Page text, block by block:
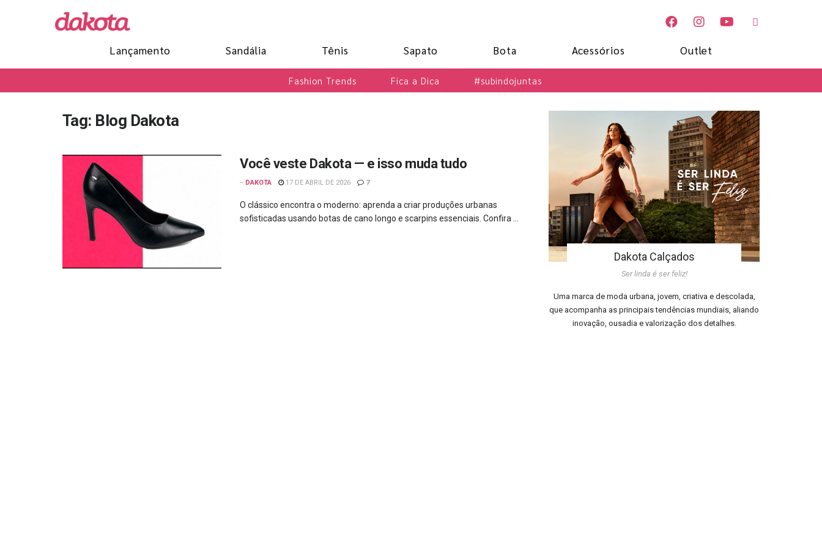
Lançamento Sandália Tênis Sapato Bota Acessórios Outlet
Fashion Trends Fica a Dica #subindojuntas
Tag: Blog Dakota
Você veste Dakota — e isso muda tudo
-- DAKOTA 17 DE ABRIL DE 2026 7
O clássico encontra o moderno: aprenda a criar produções urbanas
sofisticadas usando botas de cano longo e scarpins essenciais. Confira ...
Dakota Calçados
Ser linda é ser feliz!
Uma marca de moda urbana, jovem, criativa e descolada,
que acompanha as principais tendências mundiais, aliando
inovação, ousadia e valorização dos detalhes.